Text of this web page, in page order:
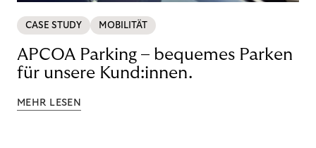
CASE STUDY MOBILITÄT
APCOA Parking – bequemes Parken
für unsere Kund:innen.
MEHR LESEN